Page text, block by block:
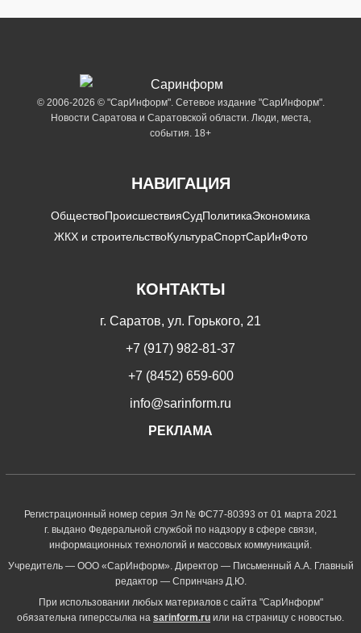
© 2006-2026 © "СарИнформ". Сетевое издание "СарИнформ".
Новости Саратова и Саратовской области. Люди, места,
события. 18+
НАВИГАЦИЯ
ОбществоПроисшествияСудПолитикаЭкономика
ЖКХ и строительствоКультураСпортСарИнФото
КОНТАКТЫ
г. Саратов, ул. Горького, 21
+7 (917) 982-81-37
+7 (8452) 659-600
info@sarinform.ru
РЕКЛАМА
Регистрационный номер серия Эл № ФС77-80393 от 01 марта 2021
г. выдано Федеральной службой по надзору в сфере связи,
информационных технологий и массовых коммуникаций.
Учредитель — ООО «СарИнформ». Директор — Письменный А.А. Главный
редактор — Спринчанэ Д.Ю.
При использовании любых материалов с сайта "СарИнформ"
обязательна гиперссылка на sarinform.ru или на страницу с новостью.